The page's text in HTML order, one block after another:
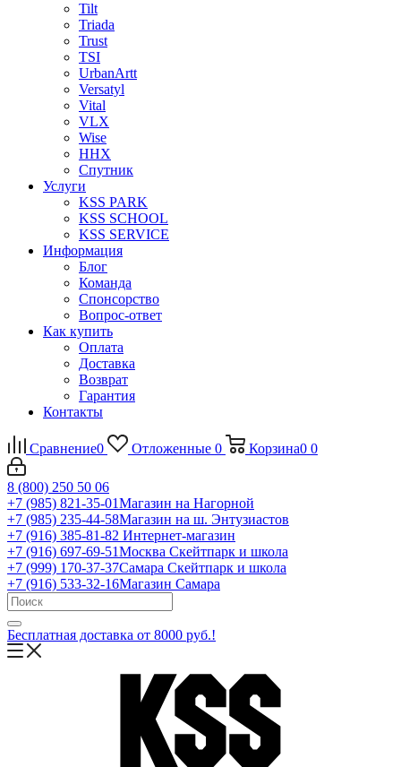
Tilt
Triada
Trust
TSI
UrbanArtt
Versatyl
Vital
VLX
Wise
ННХ
Спутник
Услуги
KSS PARK
KSS SCHOOL
KSS SERVICE
Информация
Блог
Команда
Спонсорство
Вопрос-ответ
Как купить
Оплата
Доставка
Возврат
Гарантия
Контакты
Сравнение0 Отложенные 0 Корзина0 0
8 (800) 250 50 06
+7 (985) 821-35-01Магазин на Нагорной
+7 (985) 235-44-58Магазин на ш. Энтузиастов
+7 (916) 385-81-82 Интернет-магазин
+7 (916) 697-69-51Москва Скейтпарк и школа
+7 (999) 170-37-37Самара Скейтпарк и школа
+7 (916) 533-32-16Магазин Самара
Бесплатная доставка от 8000 руб.!